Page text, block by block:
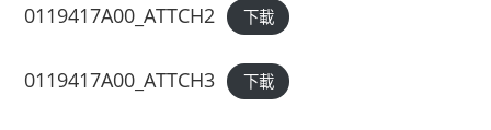
0119417A00_ATTCH2 下載
0119417A00_ATTCH3 下載